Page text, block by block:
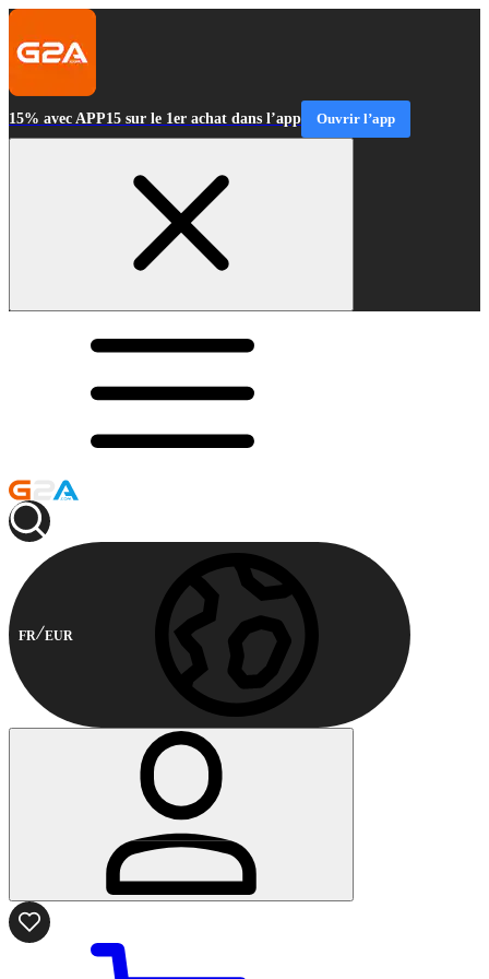
15% avec APP15 sur le 1er achat dans l’app Ouvrir l’app
FR EUR